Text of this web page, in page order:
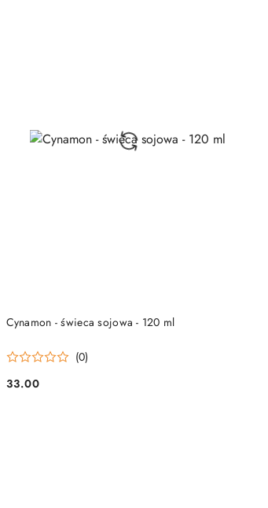
Cynamon - świeca sojowa - 120 ml
(0)
Cena:
33.00
DO KOSZYKA